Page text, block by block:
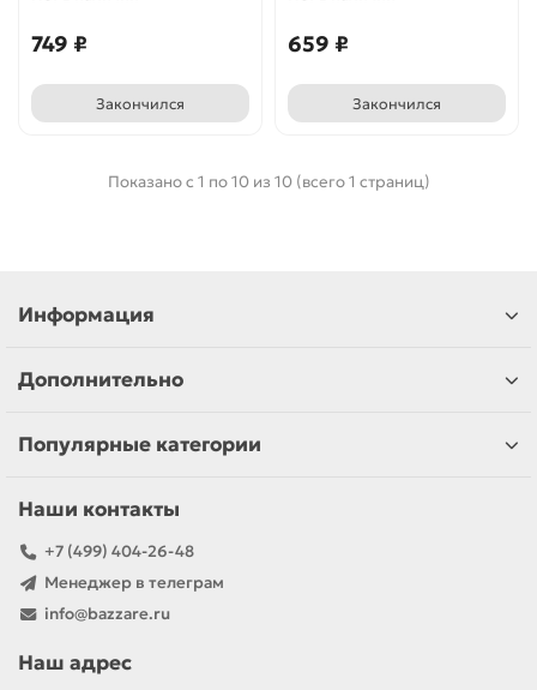
749 ₽
Закончился
659 ₽
Закончился
Показано с 1 по 10 из 10 (всего 1 страниц)
Информация
Дополнительно
Популярные категории
Наши контакты
+7 (499) 404-26-48
Менеджер в телеграм
info@bazzare.ru
Наш адрес